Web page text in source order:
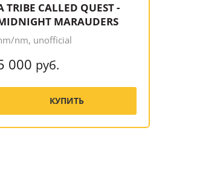
TRIBE CALLED QUEST -
MARAUDERS
nm, unofficial
000 руб.
КУПИТЬ